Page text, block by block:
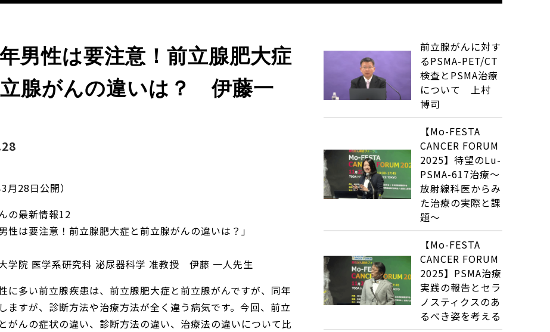
男性は要注意！前立腺肥大症
腺がんの違いは？ 伊藤一
月28日公開）
の最新情報12
性は要注意！前立腺肥大症と前立腺がんの違いは？」
学院 医学系研究科 泌尿器科学 准教授 伊藤 一人先生
に多い前立腺疾患は、前立腺肥大症と前立腺がんですが、同年
ますが、診断方法や治療方法が全く違う病気です。今回、前立
がんの症状の違い、診断方法の違い、治療法の違いについて比
前立腺がんに対す
るPSMA-PET/CT
検査とPSMA治療
について 上村
博司
【Mo-FESTA
CANCER FORUM
2025】待望のLu-
PSMA-617治療～
放射線科医からみ
た治療の実際と課
題～
【Mo-FESTA
CANCER FORUM
2025】PSMA治療
実践の報告とセラ
ノスティクスのあ
るべき姿を考える